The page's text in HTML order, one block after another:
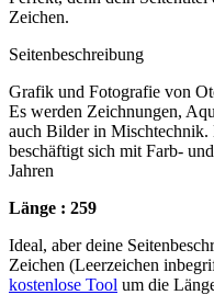
Zeichen.
Seitenbeschreibung
Grafik und Fotografie von
Es werden Zeichnungen,
auch Bilder in Mischtechnik.
beschäftigt sich mit Farb-
Jahren
Länge : 259
Ideal, aber deine
Zeichen (Leerzeichen
kostenlose Tool um die